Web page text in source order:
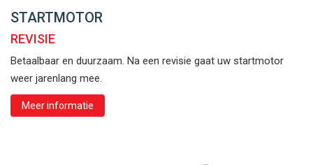
STARTMOTOR
REVISIE
Betaalbaar en duurzaam. Na een revisie gaat uw startmotor
weer jarenlang mee.
Meer informatie